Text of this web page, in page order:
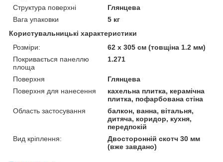
Структура поверхні
Глянцева
Вага упаковки
5 кг
Користувальницькі характеристики
Розміри:
62 х 305 см (товщіна 1.2 мм)
Покривається панеллю
площа
1.271
Поверхня
Глянцева
Поверхня для нанесення
кахельна плитка, керамічна
плитка, пофарбована стіна
Область застосування
балкон, ванна, вітальня,
дитяча, коридор, кухня,
передпокій
Вид кріплення:
Двосторонній скотч 30 мм
(вже завдано)